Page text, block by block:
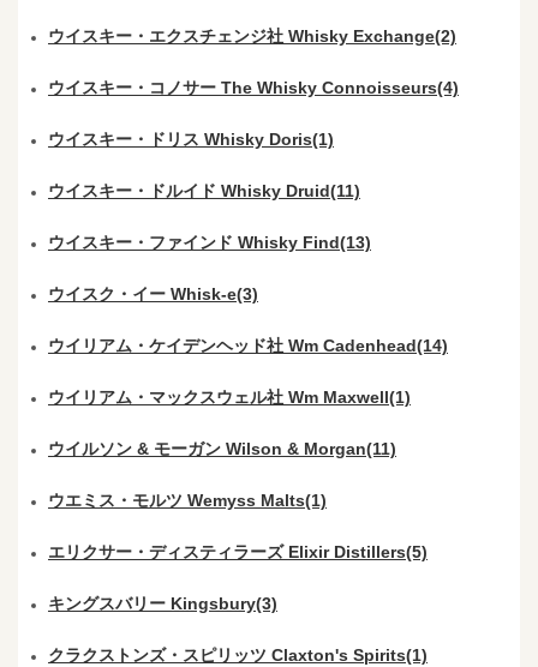
ウイスキー・エクスチェンジ社 Whisky Exchange(2)
ウイスキー・コノサー The Whisky Connoisseurs(4)
ウイスキー・ドリス Whisky Doris(1)
ウイスキー・ドルイド Whisky Druid(11)
ウイスキー・ファインド Whisky Find(13)
ウイスク・イー Whisk-e(3)
ウイリアム・ケイデンヘッド社 Wm Cadenhead(14)
ウイリアム・マックスウェル社 Wm Maxwell(1)
ウイルソン & モーガン Wilson & Morgan(11)
ウエミス・モルツ Wemyss Malts(1)
エリクサー・ディスティラーズ Elixir Distillers(5)
キングスバリー Kingsbury(3)
クラクストンズ・スピリッツ Claxton's Spirits(1)